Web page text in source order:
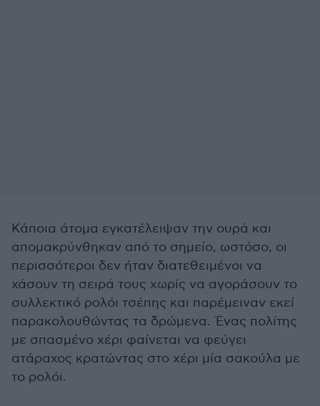
Κάποια άτομα εγκατέλειψαν την ουρά και
απομακρύνθηκαν από το σημείο, ωστόσο, οι
περισσότεροι δεν ήταν διατεθειμένοι να
χάσουν τη σειρά τους χωρίς να αγοράσουν το
συλλεκτικό ρολόι τσέπης και παρέμειναν εκεί
παρακολουθώντας τα δρώμενα. Ένας πολίτης
με σπασμένο χέρι φαίνεται να φεύγει
ατάραχος κρατώντας στο χέρι μία σακούλα με
το ρολόι.